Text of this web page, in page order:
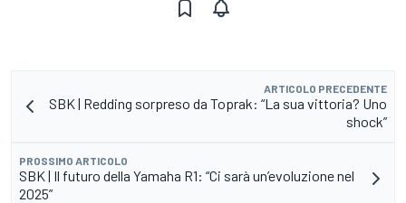
ARTICOLO PRECEDENTE
SBK | Redding sorpreso da Toprak: “La sua vittoria? Uno
shock”
PROSSIMO ARTICOLO
SBK | Il futuro della Yamaha R1: “Ci sarà un’evoluzione nel
2025”